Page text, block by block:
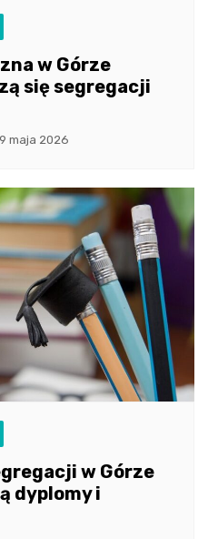
w Górze
się segregacji
maja 2026
w Górze
dyplomy i